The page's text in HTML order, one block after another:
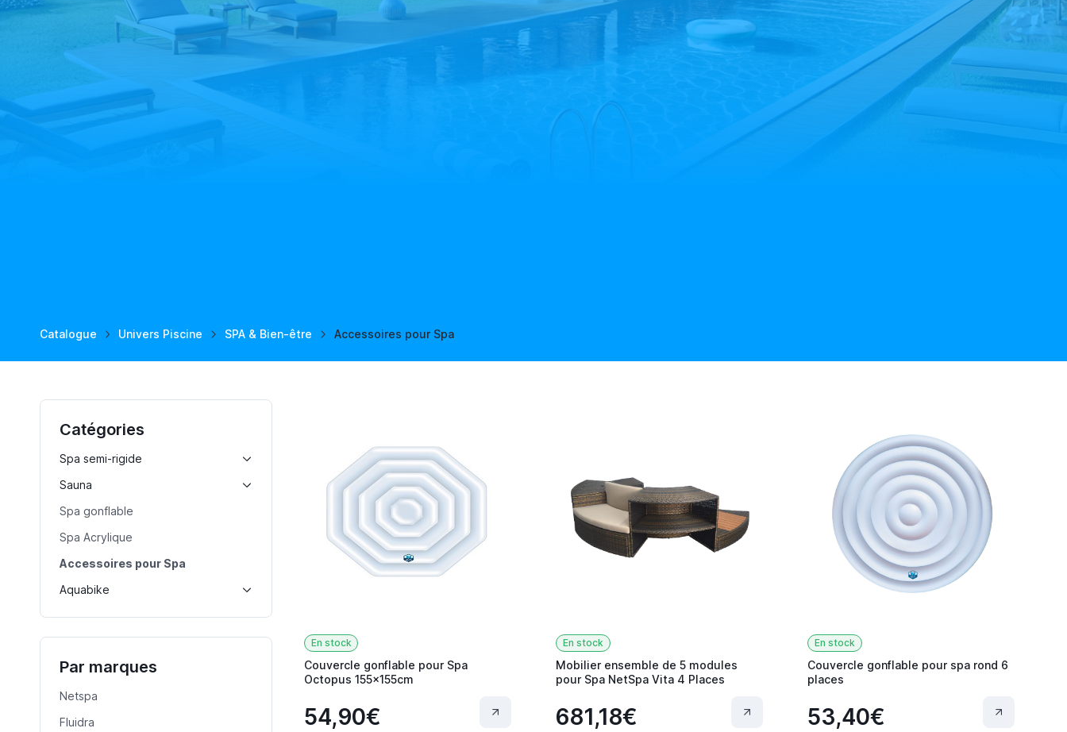
Catalogue Univers Piscine SPA & Bien-être Accessoires pour Spa
Catégories
Spa semi-rigide
Sauna
Spa gonflable
Spa Acrylique
Accessoires pour Spa
Aquabike
Par marques
Netspa
Fluidra
En stock
Couvercle gonflable pour Spa
Octopus 155x155cm
54,90€
En stock
Mobilier ensemble de 5 modules
pour Spa NetSpa Vita 4 Places
681,18€
En stock
Couvercle gonflable pour spa rond 6
places
53,40€